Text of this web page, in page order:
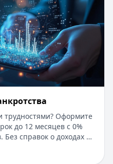
трудностями? Оформите
до 12 месяцев с 0%
Без справок о доходах и
Получите деньги
сервисы.